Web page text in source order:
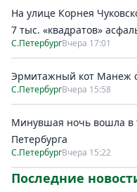
На улице Корнея
7 тыс. «квадратов»
С.ПетербургВчера 17:01
Эрмитажный кот Манеж
С.ПетербургВчера 15:58
Минувшая ночь вошла в
Петербурга
С.ПетербургВчера 15:22
Последние